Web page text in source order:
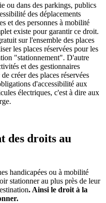
ou dans des parkings, publics
des déplacements
et des personnes à mobilité
existe pour garantir ce droit.
sur l'ensemble des places
les places réservées pour les
"stationnement". D'autre
et des gestionnaires
créer des places réservées
d'accessibilité aux
électriques, c'est à dire aux
des droits au
handicapées ou à mobilité
stationner au plus près de leur
. Ainsi le droit à la